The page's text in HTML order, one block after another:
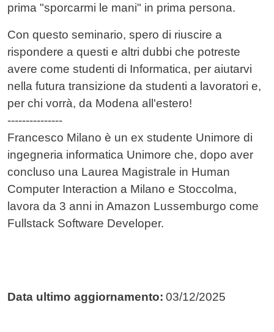
prima "sporcarmi le mani" in prima persona.
Con questo seminario, spero di riuscire a
rispondere a questi e altri dubbi che potreste
avere come studenti di Informatica, per aiutarvi
nella futura transizione da studenti a lavoratori e,
per chi vorrà, da Modena all'estero!
---------------
Francesco Milano è un ex studente Unimore di
ingegneria informatica Unimore che, dopo aver
concluso una Laurea Magistrale in Human
Computer Interaction a Milano e Stoccolma,
lavora da 3 anni in Amazon Lussemburgo come
Fullstack Software Developer.
Data ultimo aggiornamento: 03/12/2025